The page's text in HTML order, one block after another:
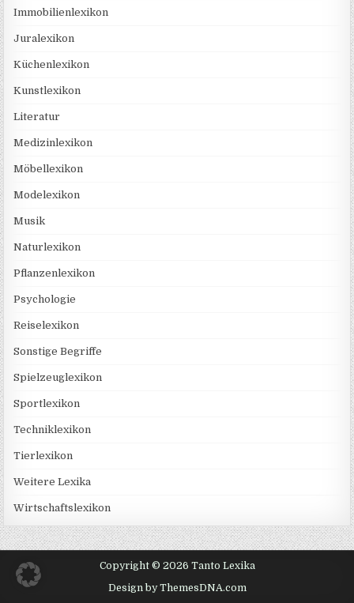
Immobilienlexikon
Juralexikon
Küchenlexikon
Kunstlexikon
Literatur
Medizinlexikon
Möbellexikon
Modelexikon
Musik
Naturlexikon
Pflanzenlexikon
Psychologie
Reiselexikon
Sonstige Begriffe
Spielzeuglexikon
Sportlexikon
Techniklexikon
Tierlexikon
Weitere Lexika
Wirtschaftslexikon
Copyright © 2026 Tanto Lexika
Design by ThemesDNA.com